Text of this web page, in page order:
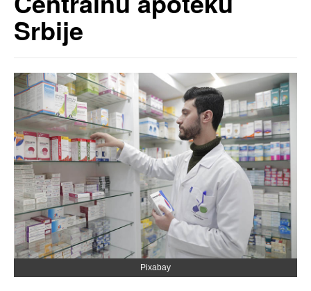
Srbije
Pixabay